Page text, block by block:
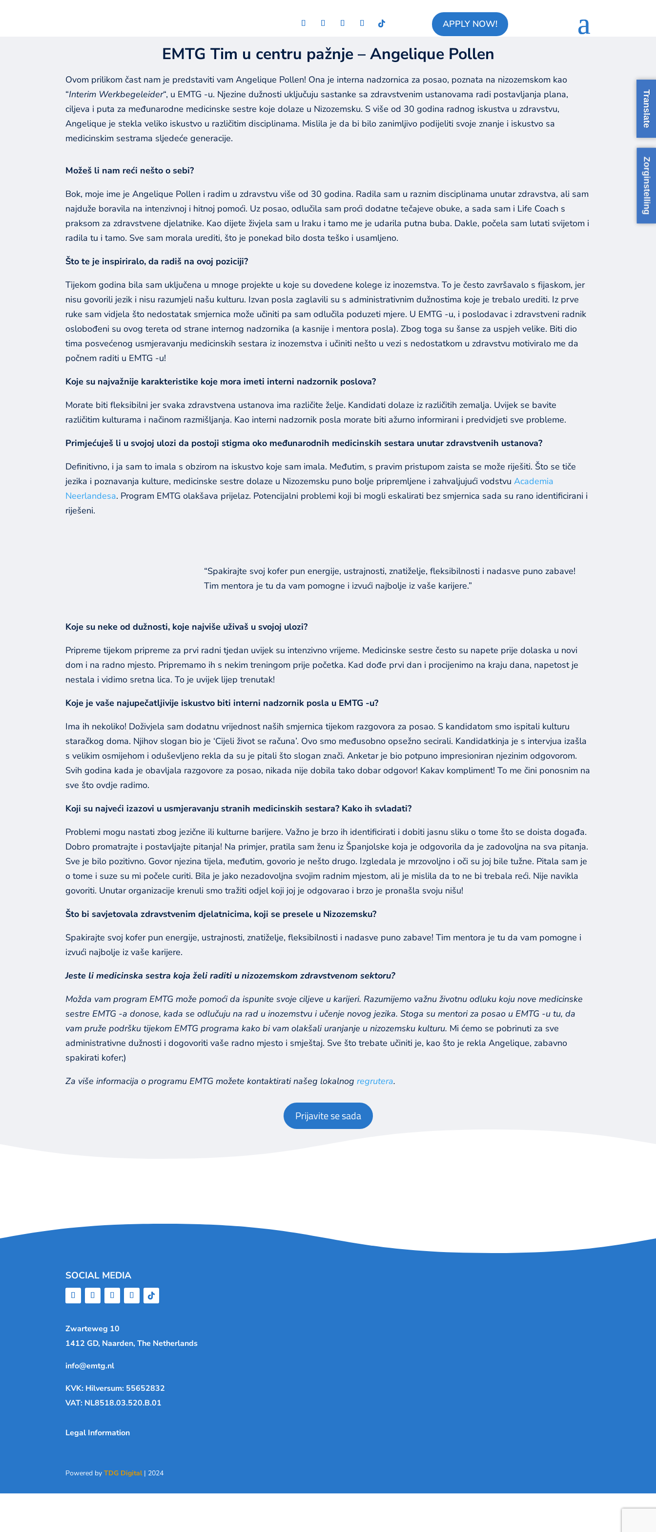
APPLY NOW!
Zorginstelling
EMTG Tim u centru pažnje – Angelique Pollen
Ovom prilikom čast nam je predstaviti vam Angelique Pollen! Ona je interna nadzornica za posao, poznata na nizozemskom kao
“Interim Werkbegeleider“, u EMTG -u. Njezine dužnosti uključuju sastanke sa zdravstvenim ustanovama radi postavljanja plana,
ciljeva i puta za međunarodne medicinske sestre koje dolaze u Nizozemsku. S više od 30 godina radnog iskustva u zdravstvu,
Angelique je stekla veliko iskustvo u različitim disciplinama. Mislila je da bi bilo zanimljivo podijeliti svoje znanje i iskustvo sa
medicinskim sestrama sljedeće generacije.
Možeš li nam reći nešto o sebi?
Bok, moje ime je Angelique Pollen i radim u zdravstvu više od 30 godina. Radila sam u raznim disciplinama unutar zdravstva, ali sam
najduže boravila na intenzivnoj i hitnoj pomoći. Uz posao, odlučila sam proći dodatne tečajeve obuke, a sada sam i Life Coach s
praksom za zdravstvene djelatnike. Kao dijete živjela sam u Iraku i tamo me je udarila putna buba. Dakle, počela sam lutati svijetom i
radila tu i tamo. Sve sam morala urediti, što je ponekad bilo dosta teško i usamljeno.
Što te je inspiriralo, da radiš na ovoj poziciji?
Tijekom godina bila sam uključena u mnoge projekte u koje su dovedene kolege iz inozemstva. To je često završavalo s fijaskom, jer
nisu govorili jezik i nisu razumjeli našu kulturu. Izvan posla zaglavili su s administrativnim dužnostima koje je trebalo urediti. Iz prve
ruke sam vidjela što nedostatak smjernica može učiniti pa sam odlučila poduzeti mjere. U EMTG -u, i poslodavac i zdravstveni radnik
oslobođeni su ovog tereta od strane internog nadzornika (a kasnije i mentora posla). Zbog toga su šanse za uspjeh velike. Biti dio
tima posvećenog usmjeravanju medicinskih sestara iz inozemstva i učiniti nešto u vezi s nedostatkom u zdravstvu motiviralo me da
počnem raditi u EMTG -u!
Koje su najvažnije karakteristike koje mora imeti interni nadzornik poslova?
Morate biti fleksibilni jer svaka zdravstvena ustanova ima različite želje. Kandidati dolaze iz različitih zemalja. Uvijek se bavite
različitim kulturama i načinom razmišljanja. Kao interni nadzornik posla morate biti ažurno informirani i predvidjeti sve probleme.
Primjećuješ li u svojoj ulozi da postoji stigma oko međunarodnih medicinskih sestara unutar zdravstvenih ustanova?
Definitivno, i ja sam to imala s obzirom na iskustvo koje sam imala. Međutim, s pravim pristupom zaista se može riješiti. Što se tiče
jezika i poznavanja kulture, medicinske sestre dolaze u Nizozemsku puno bolje pripremljene i zahvaljujući vodstvuAcademia
Neerlandesa. Program EMTG olakšava prijelaz. Potencijalni problemi koji bi mogli eskalirati bez smjernica sada su rano identificirani i
riješeni.
“Spakirajte svoj kofer pun energije, ustrajnosti, znatiželje, fleksibilnosti i nadasve puno zabave!
Tim mentora je tu da vam pomogne i izvući najbolje iz vaše karijere.”
Koje su neke od dužnosti, koje najviše uživaš u svojoj ulozi?
Pripreme tijekom pripreme za prvi radni tjedan uvijek su intenzivno vrijeme. Medicinske sestre često su napete prije dolaska u novi
dom i na radno mjesto. Pripremamo ih s nekim treningom prije početka. Kad dođe prvi dan i procijenimo na kraju dana, napetost je
nestala i vidimo sretna lica. To je uvijek lijep trenutak!
Koje je vaše najupečatljivije iskustvo biti interni nadzornik posla u EMTG -u?
Ima ih nekoliko! Doživjela sam dodatnu vrijednost naših smjernica tijekom razgovora za posao. S kandidatom smo ispitali kulturu
staračkog doma. Njihov slogan bio je ‘Cijeli život se računa’. Ovo smo međusobno opsežno secirali. Kandidatkinja je s intervjua izašla
s velikim osmijehom i oduševljeno rekla da su je pitali što slogan znači. Anketar je bio potpuno impresioniran njezinim odgovorom.
Svih godina kada je obavljala razgovore za posao, nikada nije dobila tako dobar odgovor! Kakav kompliment! To me čini ponosnim na
sve što ovdje radimo.
Koji su najveći izazovi u usmjeravanju stranih medicinskih sestara? Kako ih svladati?
Problemi mogu nastati zbog jezične ili kulturne barijere. Važno je brzo ih identificirati i dobiti jasnu sliku o tome što se doista događa.
Dobro promatrajte i postavljajte pitanja! Na primjer, pratila sam ženu iz Španjolske koja je odgovorila da je zadovoljna na sva pitanja.
Sve je bilo pozitivno. Govor njezina tijela, međutim, govorio je nešto drugo. Izgledala je mrzovoljno i oči su joj bile tužne. Pitala sam je
o tome i suze su mi počele curiti. Bila je jako nezadovoljna svojim radnim mjestom, ali je mislila da to ne bi trebala reći. Nije navikla
govoriti. Unutar organizacije krenuli smo tražiti odjel koji joj je odgovarao i brzo je pronašla svoju nišu!
Što bi savjetovala zdravstvenim djelatnicima, koji se presele u Nizozemsku?
Spakirajte svoj kofer pun energije, ustrajnosti, znatiželje, fleksibilnosti i nadasve puno zabave! Tim mentora je tu da vam pomogne i
izvući najbolje iz vaše karijere.
Jeste li medicinska sestra koja želi raditi u nizozemskom zdravstvenom sektoru?
Možda vam program EMTG može pomoći da ispunite svoje ciljeve u karijeri. Razumijemo važnu životnu odluku koju nove medicinske
sestre EMTG -a donose, kada se odlučuju na rad u inozemstvu i učenje novog jezika. Stoga su mentori za posao u EMTG -u tu, da
vam pruže podršku tijekom EMTG programa kako bi vam olakšali uranjanje u nizozemsku kulturu. Mi ćemo se pobrinuti za sve
administrativne dužnosti i dogovoriti vaše radno mjesto i smještaj. Sve što trebate učiniti je, kao što je rekla Angelique, zabavno
spakirati kofer;)
Za više informacija o programu EMTG možete kontaktirati našeg lokalnogregrutera.
Prijavite se sada
SOCIAL MEDIA
Zwarteweg 10
1412 GD, Naarden, The Netherlands
info@emtg.nl
KVK: Hilversum: 55652832
VAT: NL8518.03.520.B.01
Legal Information
Powered byTDG Digital| 2024
Translate